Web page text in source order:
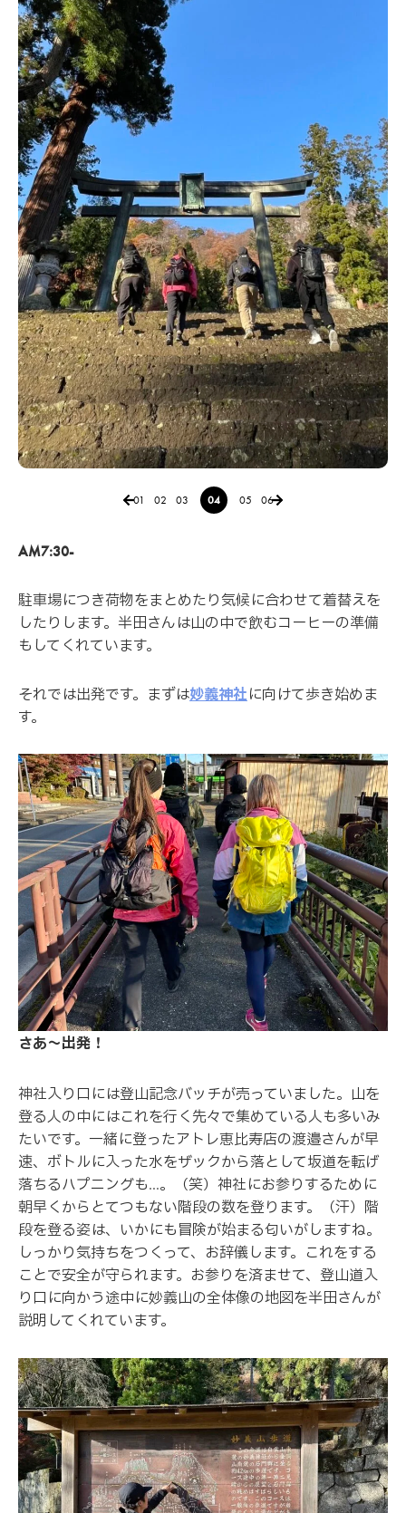
01 02 03 04 05 06
AM7:30-
駐車場につき荷物をまとめたり気候に合わせて着替えを
したりします。半田さんは山の中で飲むコーヒーの準備
もしてくれています。
それでは出発です。まずは妙義神社 に向けて歩き始めま
す。
さあ〜出発 ！
神社入り口には登山記念バッチが売っていました。山を
登る人の中にはこれを行く先々で集めている人も多いみ
たいです。一緒に登ったアトレ恵比寿店の渡邉さんが早
速、ボトルに入った水をザックから落として坂道を転げ
落ちるハプニングも…。（笑）神社にお参りするために
朝早くからとてつもない階段の数を登ります。（汗）階
段を登る姿は、いかにも冒険が始まる匂いがしますね。
しっかり気持ちをつくって、お辞儀します。これをする
ことで安全が守られます。お参りを済ませて、登山道入
り口に向かう途中に妙義山の全体像の地図を半田さんが
説明してくれています。